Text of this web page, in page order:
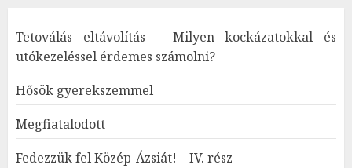
Tetoválás eltávolítás – Milyen kockázatokkal és
utókezeléssel érdemes számolni?
Hősök gyerekszemmel
Megfiatalodott
Fedezzük fel Közép-Ázsiát! – IV. rész